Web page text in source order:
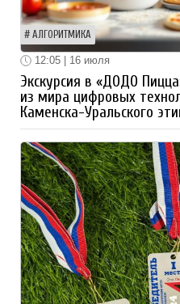
АЛГОРИТМИКА
12:05 | 16 июля
Экскурсия в «ДОДО
из мира цифровых
Каменска-Уральского